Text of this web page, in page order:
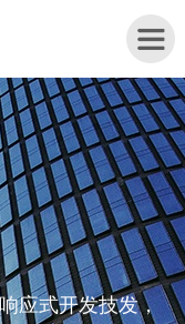
应式开发技发，